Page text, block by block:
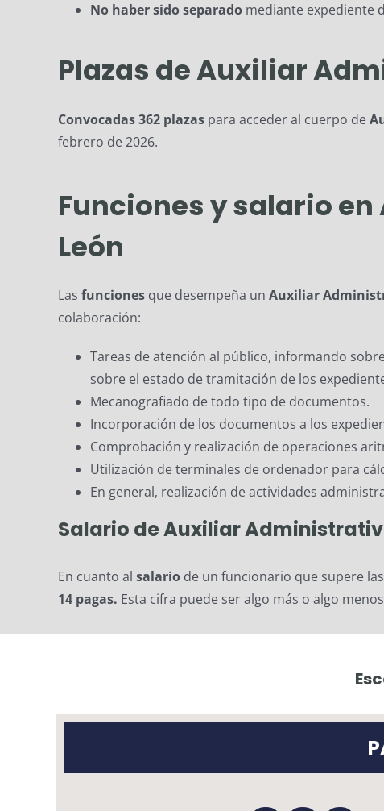
No haber sido separadomediante expediente
Plazas de Auxiliar
Convocadas 362 plazaspara acceder al cuerpo de
febrero de 2026.
Funciones y salario
León
Las funcionesque desempeña un Auxiliar
colaboración:
Tareas de atención al público, informando
sobre el estado de tramitación de los
Mecanografiado de todo tipo de documentos.
Incorporación de los documentos a los
Comprobación y realización de operaciones
Utilización de terminales de ordenador para
En general, realización de actividades
Salario de Auxiliar
En cuanto al salariode un funcionario que supere las
14 pagas. Esta cifra puede ser algo más o algo